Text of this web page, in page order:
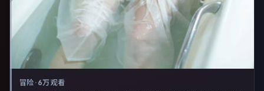
冒险 · 6万 观看